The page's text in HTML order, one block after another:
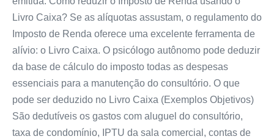
Livro Caixa? Se as alíquotas assustam, o regulamento do
Imposto de Renda oferece uma excelente ferramenta de
alívio: o Livro Caixa. O psicólogo autônomo pode deduzir
da base de cálculo do imposto todas as despesas
essenciais para a manutenção do consultório. O que
pode ser deduzido no Livro Caixa (Exemplos Objetivos)
São dedutíveis os gastos com aluguel do consultório,
taxa de condomínio, IPTU da sala comercial, contas de